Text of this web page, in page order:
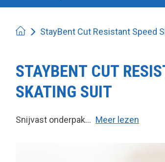
StayBent Cut Resistant Speed
STAYBENT CUT
SKATING SUIT
Snijvast onderpak... Meer lezen